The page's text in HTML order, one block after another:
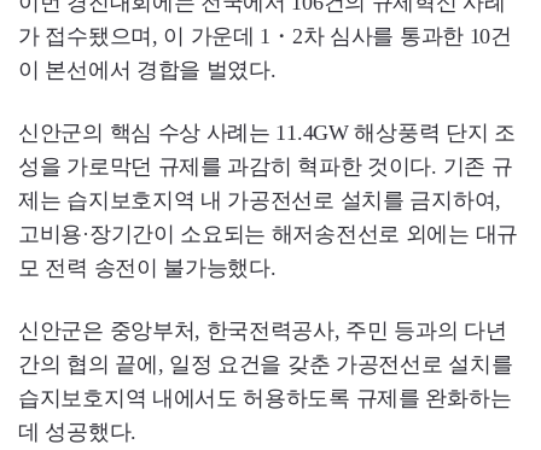
가 접수됐으며, 이 가운데 1・2차 심사를 통과한 10건
이 본선에서 경합을 벌였다.
신안군의 핵심 수상 사례는 11.4GW 해상풍력 단지 조
성을 가로막던 규제를 과감히 혁파한 것이다. 기존 규
제는 습지보호지역 내 가공전선로 설치를 금지하여,
고비용·장기간이 소요되는 해저송전선로 외에는 대규
모 전력 송전이 불가능했다.
신안군은 중앙부처, 한국전력공사, 주민 등과의 다년
간의 협의 끝에, 일정 요건을 갖춘 가공전선로 설치를
습지보호지역 내에서도 허용하도록 규제를 완화하는
데 성공했다.